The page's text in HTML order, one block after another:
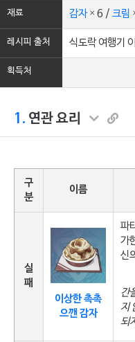
재료 감자× 6 / 크림
레시피 출처 식도락 여행기
획득처
1. 연관 요리
구
분
이름
실
패
이상한 촉촉
으깬 감자
파
가
신
간
지
되